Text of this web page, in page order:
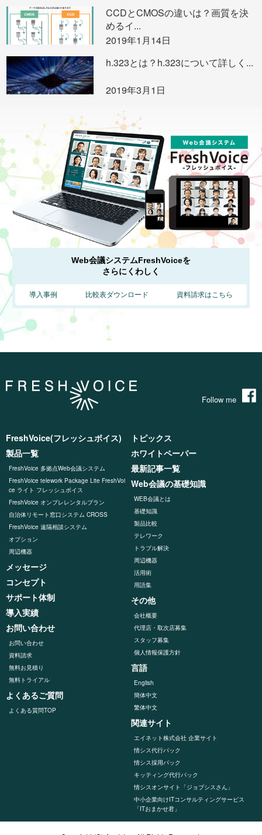
CCDとCMOSの違いは？画質を決
めるイ...
2019年1月14日
h.323とは？h.323について詳しく...
2019年3月1日
Web会議システムFreshVoiceを
さらにくわしく
導入事例 比較表ダウンロード 資料請求はこちら
Follow me
FreshVoice(フレッシュボイス)
製品一覧
FreshVoice 多拠点Web会議システム
FreshVoice telework Package Lite FreshVoi
ce ライト フレッシュボイス
FreshVoice オンプレレンタルプラン
自治体リモート窓口システム CROSS
FreshVoice 遠隔相談システム
オプション
周辺機器
メッセージ
コンセプト
サポート体制
導入実績
お問い合わせ
お問い合わせ
資料請求
無料お見積り
無料トライアル
よくあるご質問
よくある質問TOP
トピックス
ホワイトペーパー
最新記事一覧
Web会議の基礎知識
WEB会議とは
基礎知識
製品比較
テレワーク
トラブル解決
周辺機器
活用術
用語集
その他
会社概要
代理店・取次店募集
スタッフ募集
個人情報保護方針
言語
English
簡体中文
繁体中文
関連サイト
エイネット株式会社 企業サイト
情シス代行パック
情シス採用パック
キッティング代⾏パック
情シスオンサイト「ジョブシスさん」
中小企業向けITコンサルティングサービス
「ITおまかせ君」